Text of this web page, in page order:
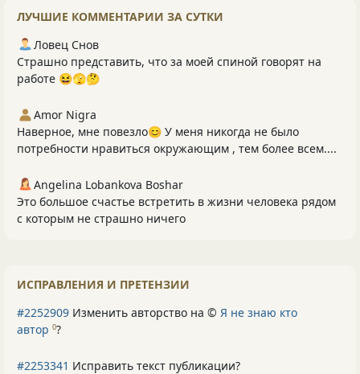
ЛУЧШИЕ КОММЕНТАРИИ ЗА СУТКИ
Ловец Снов
Страшно представить, что за моей спиной говорят на
работе 😆🫣🤔
Amor Nigra
Наверное, мне повезло😊 У меня никогда не было
потребности нравиться окружающим , тем более всем....
Angelina Lobankova Boshar
Это большое счастье встретить в жизни человека рядом
с которым не страшно ничего
ИСПРАВЛЕНИЯ И ПРЕТЕНЗИИ
#2252909 Изменить авторство на © Я не знаю кто
автор 0?
#2253341 Исправить текст публикации?